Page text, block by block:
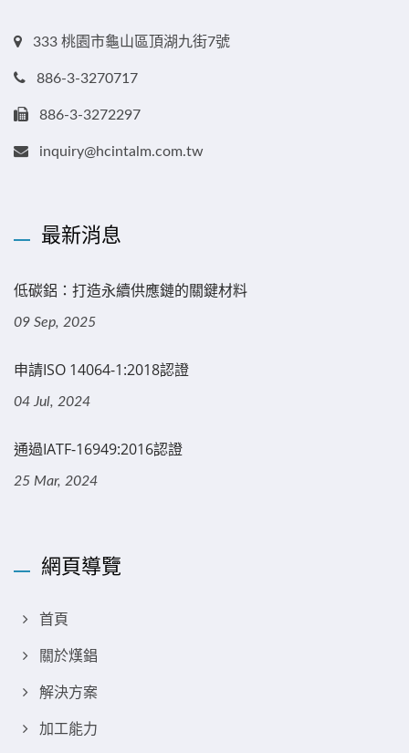
333 桃園市龜山區頂湖九街7號
886-3-3270717
886-3-3272297
inquiry@hcintalm.com.tw
最新消息
低碳鋁：打造永續供應鏈的關鍵材料
09 Sep, 2025
申請ISO 14064-1:2018認證
04 Jul, 2024
通過IATF-16949:2016認證
25 Mar, 2024
網頁導覽
首頁
關於熯錩
解決方案
加工能力